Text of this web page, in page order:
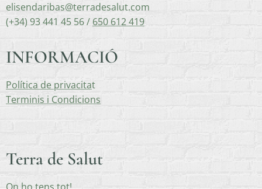
elisendaribas@terradesalut.com
(+34) 93 441 45 56 / 650 612 419
INFORMACIÓ
Política de privacitat
Terminis i Condicions
Terra de Salut